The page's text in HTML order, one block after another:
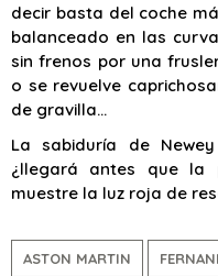
decir basta del coche
balanceado en las
sin frenos por una
o se revuelve
de gravilla…
La sabiduría de
¿llegará antes que la
muestre la luz roja de
ASTON MARTIN